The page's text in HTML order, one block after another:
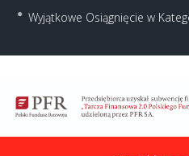
Wyjątkowe Osiągnięcie w